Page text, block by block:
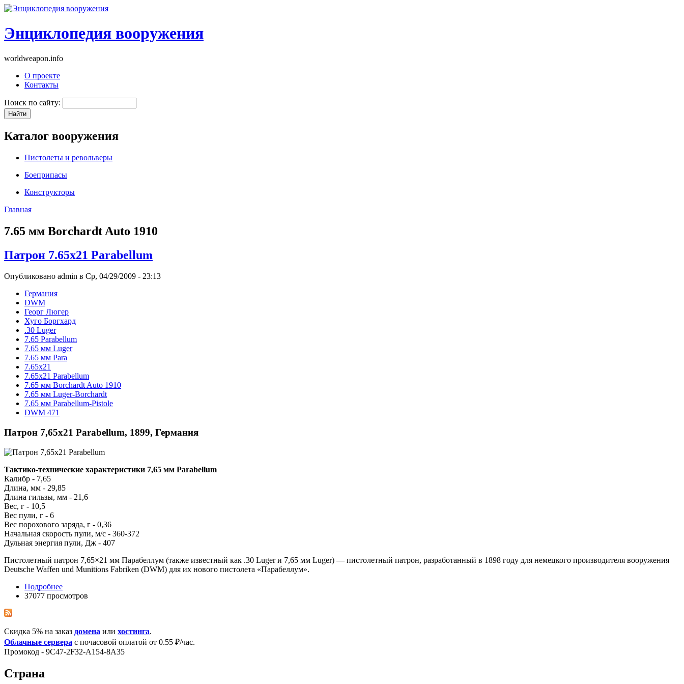
Энциклопедия вооружения
worldweapon.info
О проекте
Контакты
Поиск по сайту:
Каталог вооружения
Пистолеты и револьверы
Боеприпасы
Конструкторы
Главная
7.65 мм Borchardt Auto 1910
Патрон 7.65x21 Parabellum
Опубликовано admin в Ср, 04/29/2009 - 23:13
Германия
DWM
Георг Люгер
Хуго Боргхард
.30 Luger
7.65 Parabellum
7.65 мм Luger
7.65 мм Para
7.65x21
7.65x21 Parabellum
7.65 мм Borchardt Auto 1910
7.65 мм Luger-Borchardt
7.65 мм Parabellum-Pistole
DWM 471
Патрон 7,65x21 Parabellum, 1899, Германия
Тактико-технические характеристики 7,65 мм Parabellum
Калибр - 7,65
Длина, мм - 29,85
Длина гильзы, мм - 21,6
Вес, г - 10,5
Вес пули, г - 6
Вес порохового заряда, г - 0,36
Начальная скорость пули, м/с - 360-372
Дульная энергия пули, Дж - 407
Пистолетный патрон 7,65×21 мм Парабеллум (также известный как .30 Luger и 7,65 мм Luger) — пистолетный патрон, разработанный в 1898 году для немецкого производителя вооружения
Deutsche Waffen und Munitions Fabriken (DWM) для их нового пистолета «Парабеллум».
Подробнее
37077 просмотров
Скидка 5% на заказ домена или хостинга.
Облачные сервера с почасовой оплатой от 0.55 ₽/час.
Промокод - 9C47-2F32-A154-8A35
Страна